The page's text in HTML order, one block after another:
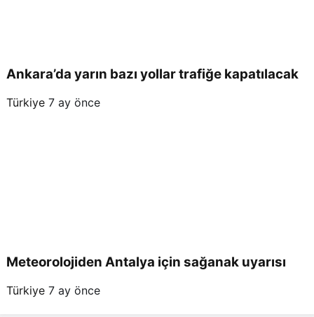
Ankara’da yarın bazı yollar trafiğe kapatılacak
Türkiye 7 ay önce
Meteorolojiden Antalya için sağanak uyarısı
Türkiye 7 ay önce